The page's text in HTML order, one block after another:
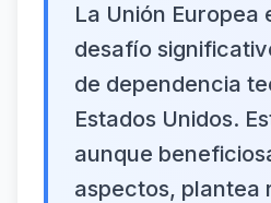
La Unión Europea
desafío
de dependencia
Estados Unidos.
aunque
aspectos, plantea